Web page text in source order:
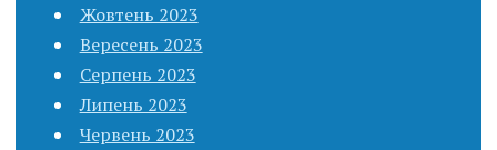
Жовтень 2023
Вересень 2023
Серпень 2023
Липень 2023
Червень 2023